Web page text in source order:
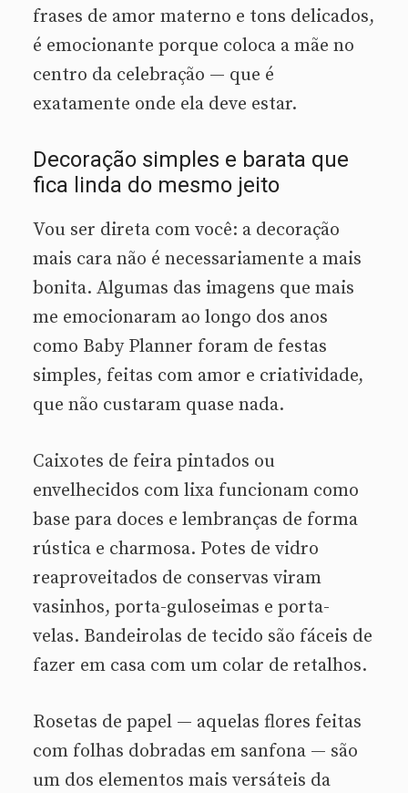
frases de amor materno e tons delicados,
é emocionante porque coloca a mãe no
centro da celebração — que é
exatamente onde ela deve estar.
Decoração simples e barata que
fica linda do mesmo jeito
Vou ser direta com você: a decoração
mais cara não é necessariamente a mais
bonita. Algumas das imagens que mais
me emocionaram ao longo dos anos
como Baby Planner foram de festas
simples, feitas com amor e criatividade,
que não custaram quase nada.
Caixotes de feira pintados ou
envelhecidos com lixa funcionam como
base para doces e lembranças de forma
rústica e charmosa. Potes de vidro
reaproveitados de conservas viram
vasinhos, porta-guloseimas e porta-
velas. Bandeirolas de tecido são fáceis de
fazer em casa com um colar de retalhos.
Rosetas de papel — aquelas flores feitas
com folhas dobradas em sanfona — são
um dos elementos mais versáteis da